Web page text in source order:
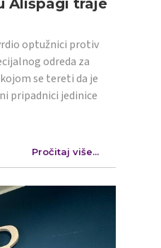
optužnici protiv
odreda za
se tereti da je
pripadnici jedinice
Pročitaj više...